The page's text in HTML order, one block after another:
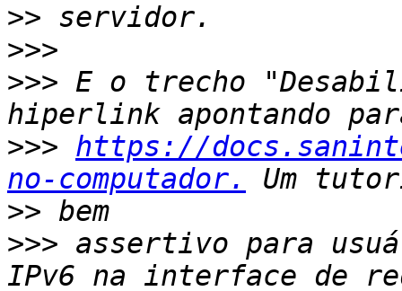
>>
>>>
>>> E o trecho
>>> https://
no-computador.
>>
>>> assertivo para